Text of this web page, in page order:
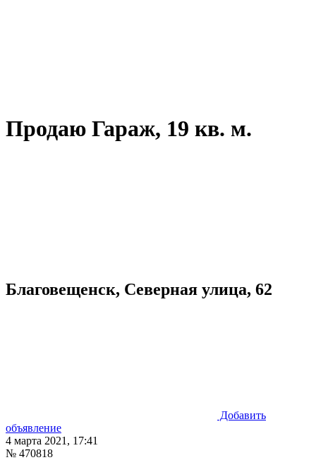
Продаю Гараж, 19 кв. м.
Благовещенск, Северная улица, 62
Добавить
объявление
4 марта 2021, 17:41
№ 470818